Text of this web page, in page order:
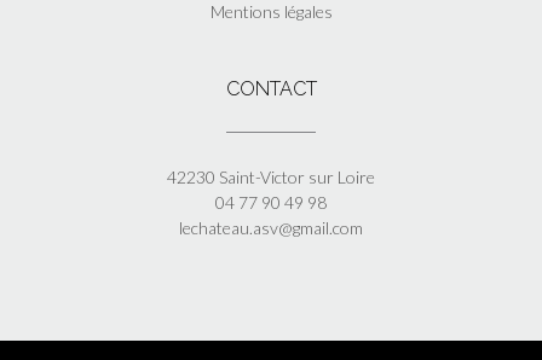
Mentions légales
CONTACT
42230 Saint-Victor sur Loire
04 77 90 49 98
lechateau.asv@gmail.com